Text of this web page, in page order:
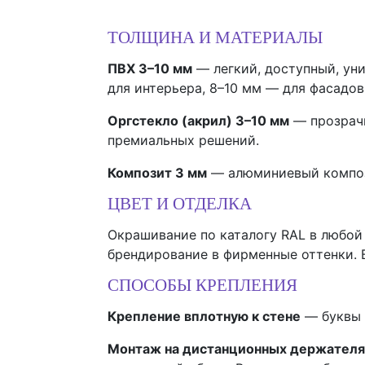
ТОЛЩИНА И МАТЕРИАЛЫ
ПВХ 3–10 мм — легкий, доступный,
для интерьера, 8–10 мм — для
Оргстекло (акрил) 3–10 мм —
премиальных решений.
Композит 3 мм — алюминиевый
ЦВЕТ И ОТДЕЛКА
Окрашивание по каталогу RAL в
брендирование в фирменные оттенки.
СПОСОБЫ КРЕПЛЕНИЯ
Крепление вплотную к стене — буквы
Монтаж на дистанционных